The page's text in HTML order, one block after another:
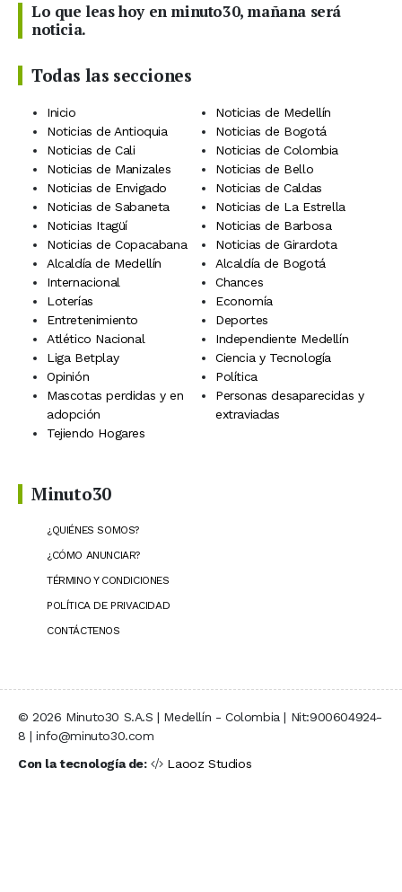
Lo que leas hoy en minuto30, mañana será
noticia.
Todas las secciones
Inicio
Noticias de Medellín
Noticias de Antioquia
Noticias de Bogotá
Noticias de Cali
Noticias de Colombia
Noticias de Manizales
Noticias de Bello
Noticias de Envigado
Noticias de Caldas
Noticias de Sabaneta
Noticias de La Estrella
Noticias Itagüí
Noticias de Barbosa
Noticias de Copacabana
Noticias de Girardota
Alcaldía de Medellín
Alcaldía de Bogotá
Internacional
Chances
Loterías
Economía
Entretenimiento
Deportes
Atlético Nacional
Independiente Medellín
Liga Betplay
Ciencia y Tecnología
Opinión
Política
Mascotas perdidas y en
adopción
Personas desaparecidas y
extraviadas
Tejiendo Hogares
Minuto30
¿QUIÉNES SOMOS?
¿CÓMO ANUNCIAR?
TÉRMINO Y CONDICIONES
POLÍTICA DE PRIVACIDAD
CONTÁCTENOS
© 2026 Minuto30 S.A.S | Medellín - Colombia | Nit:900604924-
8 | info@minuto30.com
Con la tecnología de:
Laooz Studios